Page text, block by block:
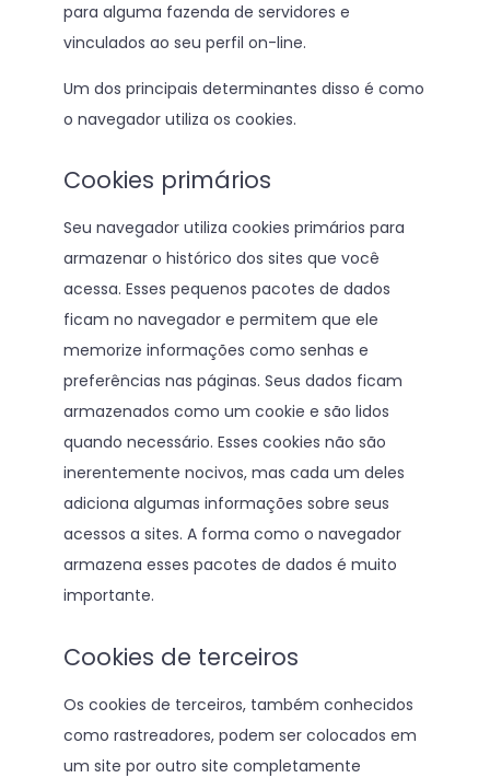
para alguma fazenda de servidores e
vinculados ao seu perfil on-line.
Um dos principais determinantes disso é como
o navegador utiliza os cookies.
Cookies primários
Seu navegador utiliza cookies primários para
armazenar o histórico dos sites que você
acessa. Esses pequenos pacotes de dados
ficam no navegador e permitem que ele
memorize informações como senhas e
preferências nas páginas. Seus dados ficam
armazenados como um cookie e são lidos
quando necessário. Esses cookies não são
inerentemente nocivos, mas cada um deles
adiciona algumas informações sobre seus
acessos a sites. A forma como o navegador
armazena esses pacotes de dados é muito
importante.
Cookies de terceiros
Os cookies de terceiros, também conhecidos
como rastreadores, podem ser colocados em
um site por outro site completamente